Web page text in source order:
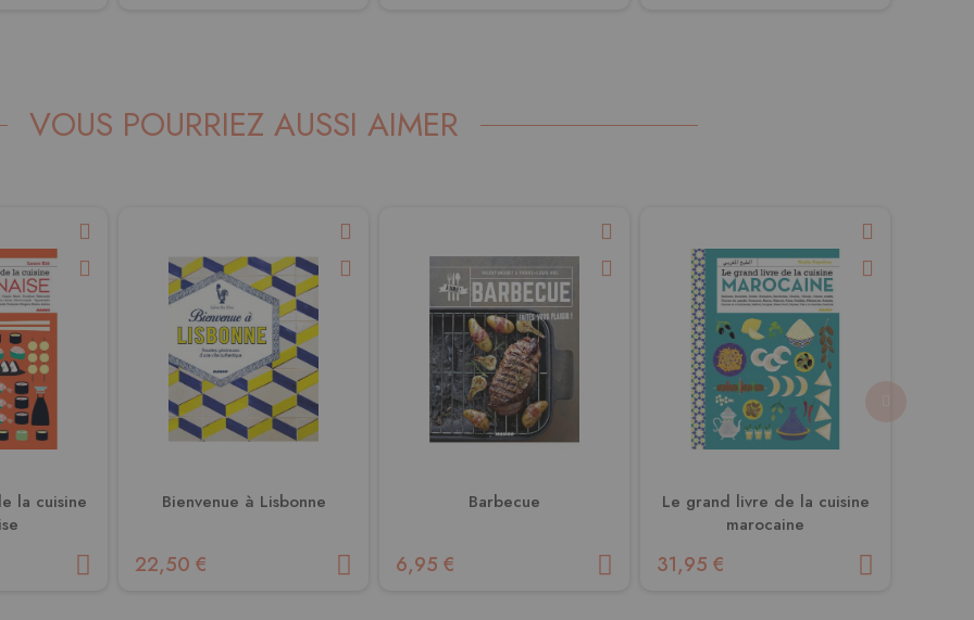
VOUS POURRIEZ AUSSI AIMER
la cuisine
Bienvenue à Lisbonne
22,50 €
Barbecue
6,95 €
Le grand livre de la cuisine
marocaine
31,95 €